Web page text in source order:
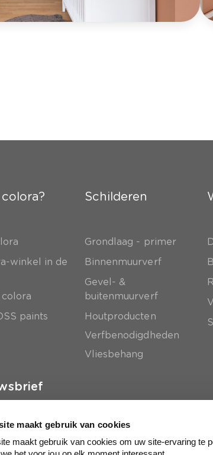
maakt gebruik van cookies
maakt gebruik van cookies om uw site-ervaring te
winkel in de
paints
Schilderen
Grondlaag - primer
Binnenmuurverf
Gevel- &
buitenmuurverf
Houtproducten
Verfbenodigdheden
Vliesbehang